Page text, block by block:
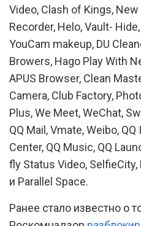
Video, Clash of Kings,
Recorder, Helo, Vault-
YouCam makeup, DU
Browers, Hago Play With
APUS Browser, Clean
Camera, Club Factory,
Plus, We Meet, WeChat,
QQ Mail, Vmate, Weibo,
Center, QQ Music, QQ
fly Status Video,
и Parallel Space.
Ранее стало известно о